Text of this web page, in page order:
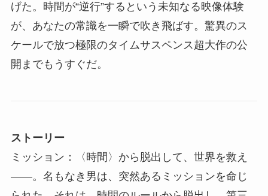
げた。時間が“逆行”するという未知なる映像体験
が、あなたの常識を一瞬で吹き飛ばす。驚異のス
ケールで放つ極限のタイムサスペンス超大作の公
開までもうすぐだ。
ストーリー
ミッション：〈時間〉から脱出して、世界を救え
――。名もなき男は、突然あるミッションを命じ